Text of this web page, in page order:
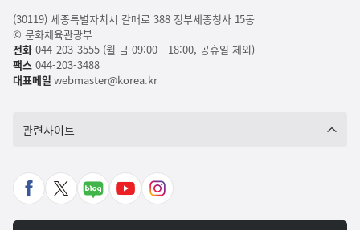
(30119) 세종특별자치시 갈매로 388 정부세종청사 15동
© 문화체육관광부
전화044-203-3555 (월-금 09:00 - 18:00, 공휴일 제외)
팩스044-203-3488
대표메일 webmaster@korea.kr
관련사이트
페
X
네
유
인